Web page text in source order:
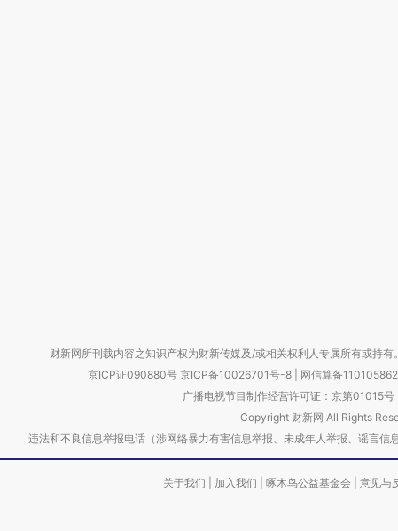
财新网所刊载内容之知识产权为财新传媒及/或相关权利人专属所有或持
京ICP证090880号 京ICP备10026701号-8 网信算备
广播电视节目制作经营许可证：京第01015号|
Copyright 财新网 All Rights
违法和不良信息举报电话（涉网络暴力有害信息举报、未成年人举报、谣
关于我们 加入我们 啄木鸟公益基金会 意见与